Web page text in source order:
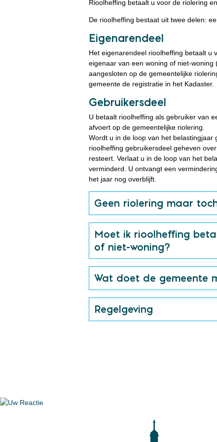
Rioolheffing betaalt u voor de riolering
De rioolheffing bestaat uit twee delen:
Eigenarendeel
Het eigenarendeel rioolheffing betaalt u
eigenaar van een woning of niet-
aangesloten op de gemeentelijke
gemeente de registratie in het Kadaster.
Gebruikersdeel
U betaalt rioolheffing als gebruiker van
afvoert op de gemeentelijke riolering.
Wordt u in de loop van het belastingjaar
rioolheffing gebruikersdeel geheven
resteert. Verlaat u in de loop van het
verminderd. U ontvangt een
het jaar nog overblijft.
Geen riolering maar
Moet ik rioolheffing
of niet-woning?
Wat doet de gemeente
Regelgeving